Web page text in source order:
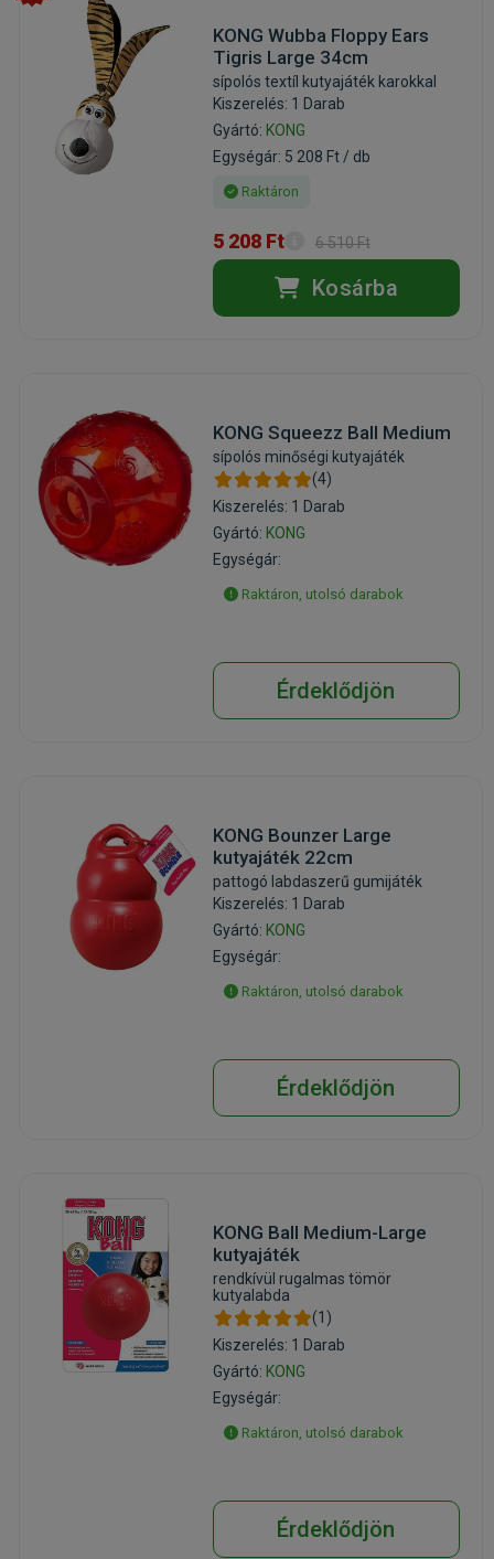
KONG Wubba Floppy Ears
Tigris Large 34cm
sípolós textíl kutyajáték karokkal
Kiszerelés: 1 Darab
Gyártó: KONG
Egységár: 5 208 Ft / db
Raktáron
5 208 Ft 6 510 Ft
Kosárba
KONG Squeezz Ball Medium
sípolós minőségi kutyajáték
(4)
Kiszerelés: 1 Darab
Gyártó: KONG
Egységár:
Raktáron, utolsó darabok
Érdeklődjön
KONG Bounzer Large
kutyajáték 22cm
pattogó labdaszerű gumijáték
Kiszerelés: 1 Darab
Gyártó: KONG
Egységár:
Raktáron, utolsó darabok
Érdeklődjön
KONG Ball Medium-Large
kutyajáték
rendkívül rugalmas tömör
kutyalabda
(1)
Kiszerelés: 1 Darab
Gyártó: KONG
Egységár:
Raktáron, utolsó darabok
Érdeklődjön